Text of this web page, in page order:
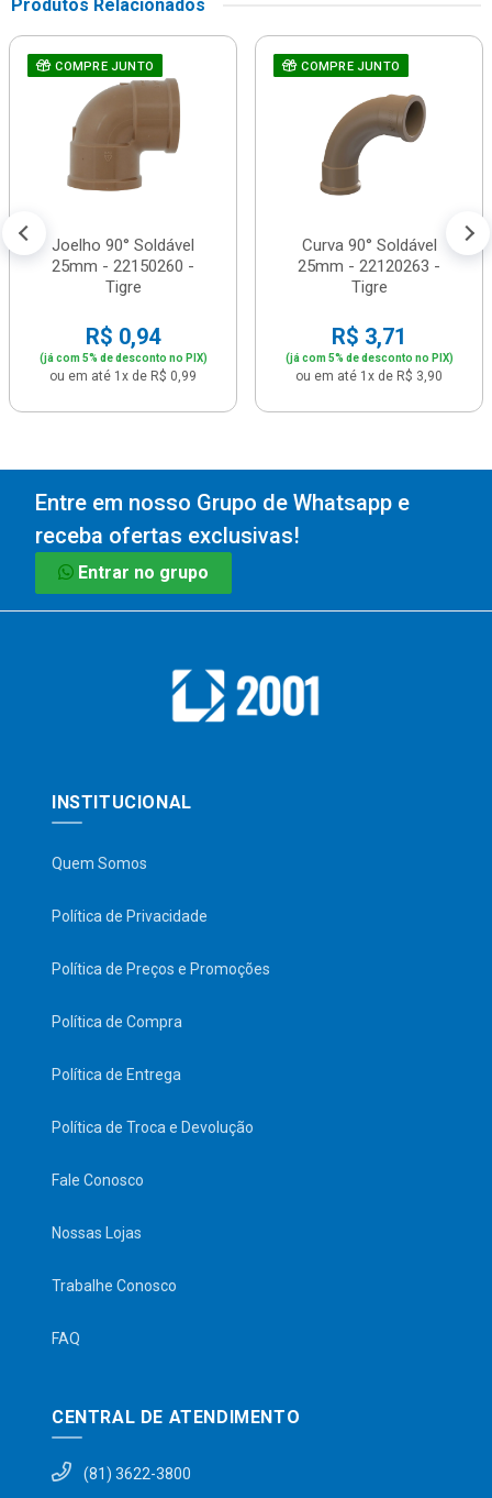
Produtos Relacionados
COMPRE JUNTO
Joelho 90° Soldável
25mm - 22150260 -
Tigre
R$ 0,94
(já com 5% de desconto no PIX)
ou em até 1x de R$ 0,99
COMPRE JUNTO
Curva 90° Soldável
25mm - 22120263 -
Tigre
R$ 3,71
(já com 5% de desconto no PIX)
ou em até 1x de R$ 3,90
Entre em nosso Grupo de Whatsapp e
receba ofertas exclusivas!
Entrar no grupo
INSTITUCIONAL
Quem Somos
Política de Privacidade
Política de Preços e Promoções
Política de Compra
Política de Entrega
Política de Troca e Devolução
Fale Conosco
Nossas Lojas
Trabalhe Conosco
FAQ
CENTRAL DE ATENDIMENTO
(81) 3622-3800